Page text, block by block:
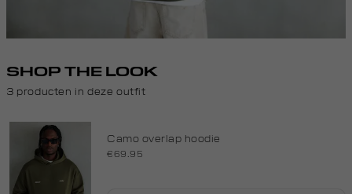
SHOP THE LOOK
3 producten in deze outfit
Camo overlap hoodie
€69.95